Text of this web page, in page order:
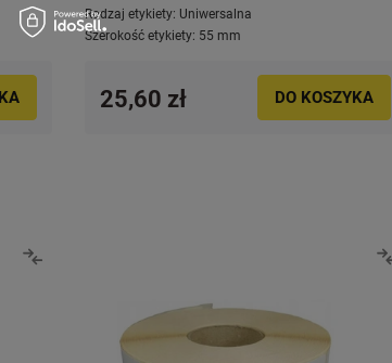
Rodzaj etykiety: Uniwersalna
Szerokość etykiety: 55 mm
25,60 zł DO KOSZYKA